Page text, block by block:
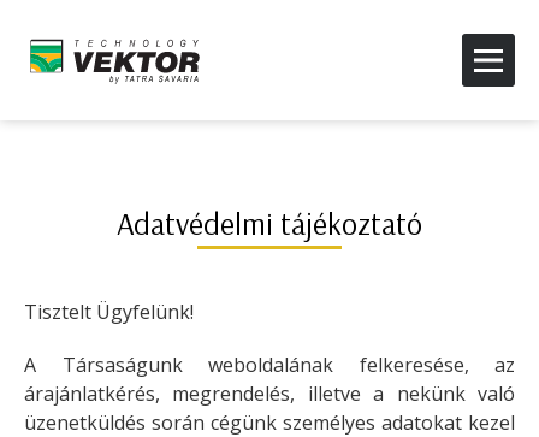
Adatvédelmi tájékoztató
Tisztelt Ügyfelünk!
A Társaságunk weboldalának felkeresése, az
árajánlatkérés, megrendelés, illetve a nekünk való
üzenetküldés során cégünk személyes adatokat kezel